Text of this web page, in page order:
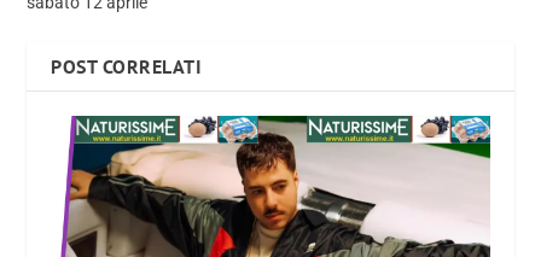
POST CORRELATI